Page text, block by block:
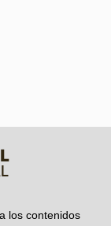
los contenidos